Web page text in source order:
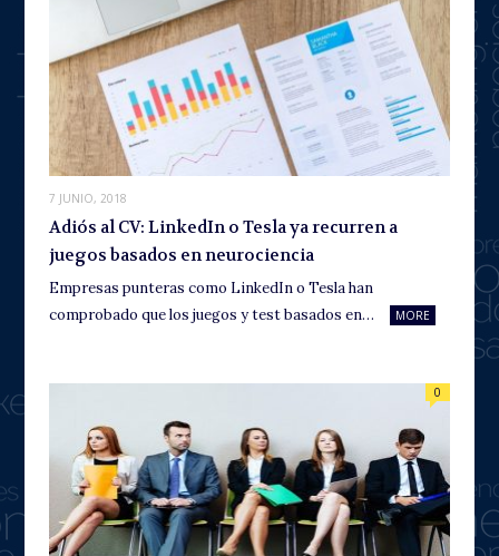
7 JUNIO, 2018
Adiós al CV: LinkedIn o Tesla ya recurren a
juegos basados en neurociencia
Empresas punteras como LinkedIn o Tesla han
comprobado que los juegos y test basados en…
MORE
0